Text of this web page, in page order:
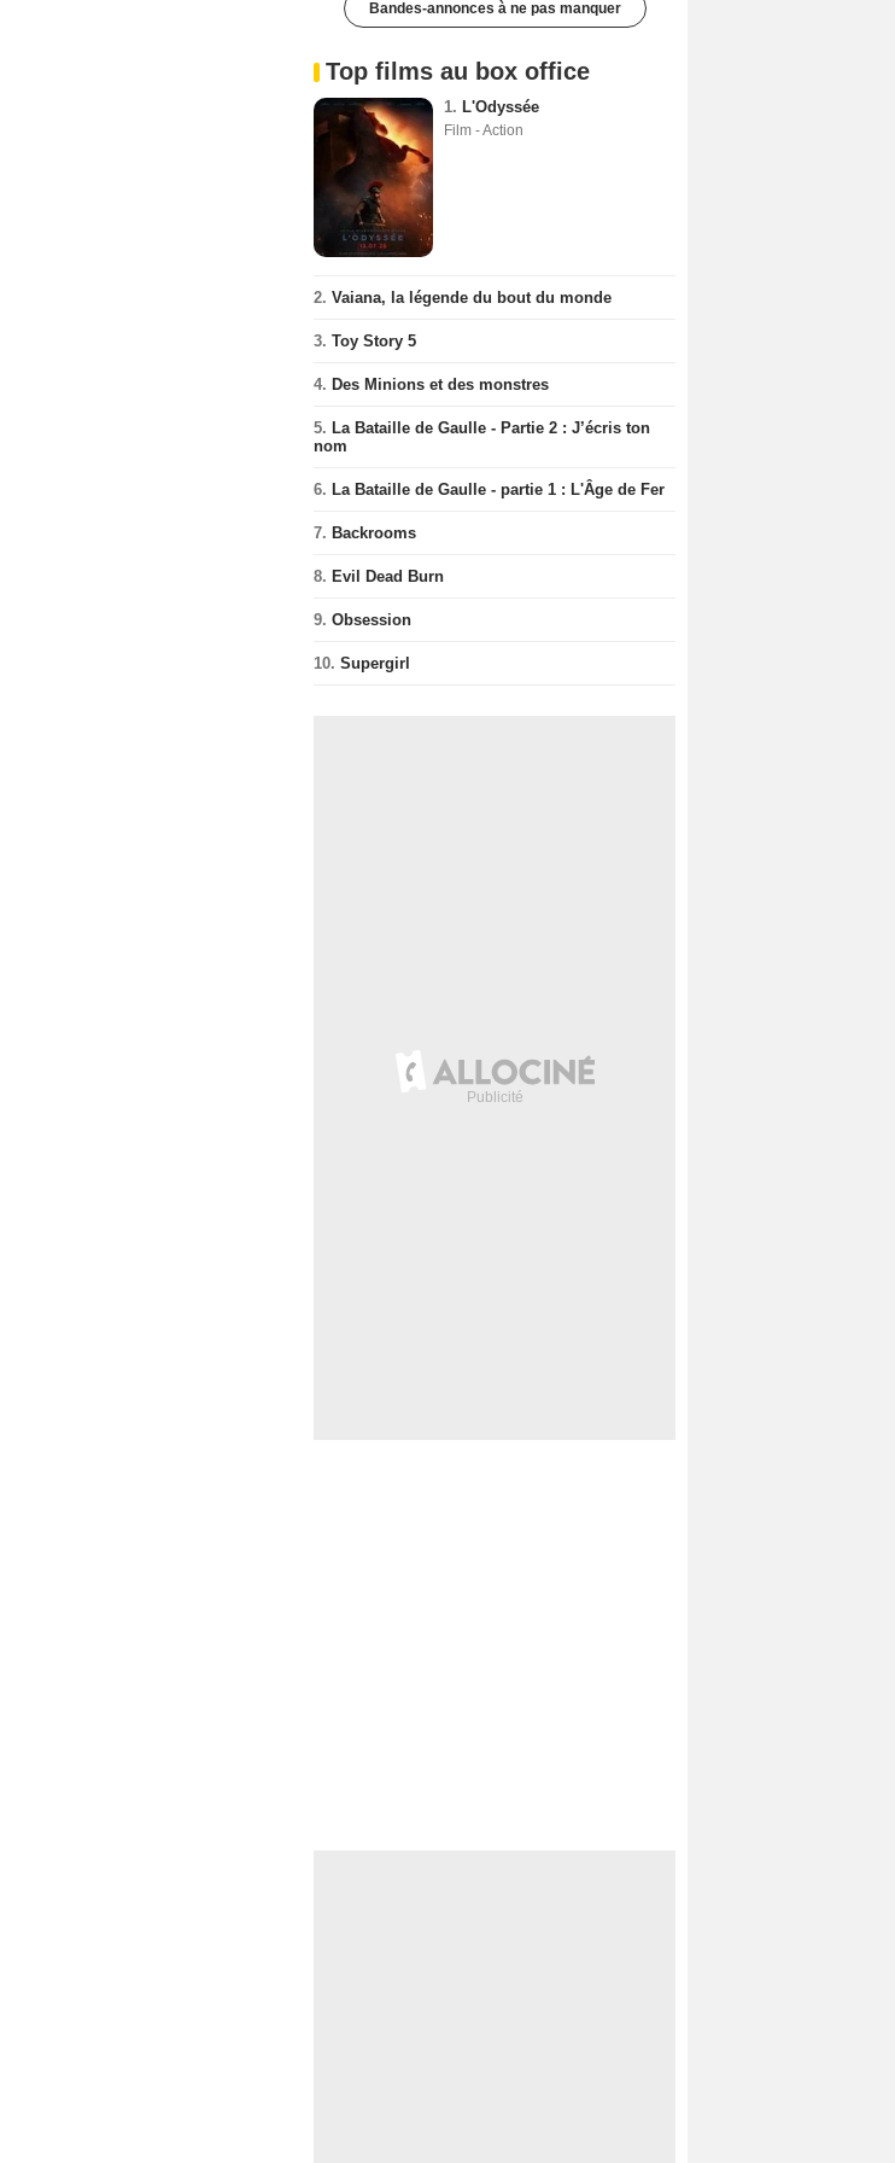
Bandes-annonces à ne pas manquer
Top films au box office
1. L'Odyssée
Film - Action
2. Vaiana, la légende du bout du monde
3. Toy Story 5
4. Des Minions et des monstres
5. La Bataille de Gaulle - Partie 2 : J’écris ton
nom
6. La Bataille de Gaulle - partie 1 : L'Âge de Fer
7. Backrooms
8. Evil Dead Burn
9. Obsession
10. Supergirl